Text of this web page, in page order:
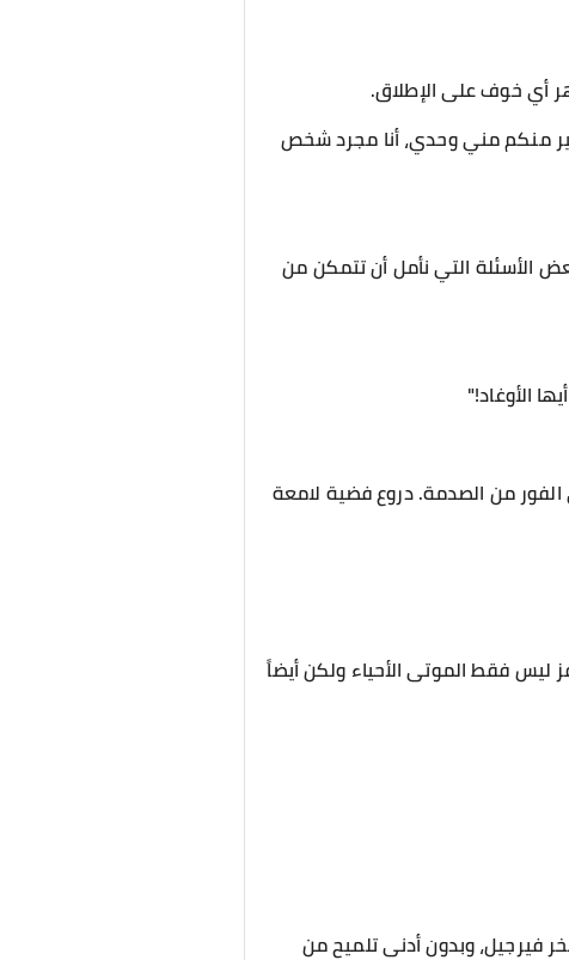
أي خوف على الإطلاق.
منكم مني وحدي، أنا مجرد شخص
التي نأمل أن تتمكن من
الأوغاد!"
من الصدمة. دروع فضية لامعة
ليس فقط الموتى الأحياء ولكن أيضاً
فيرجيل، وبدون أدنى تلميح من